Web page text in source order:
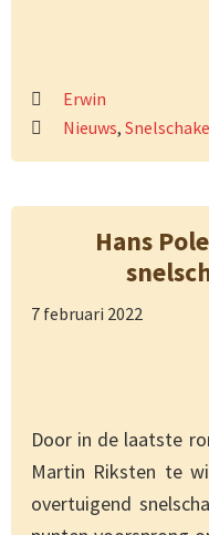
Erwin
Nieuws,
Hans
7 februari 2022
Door in de laatste
Martin Riksten te
overtuigend